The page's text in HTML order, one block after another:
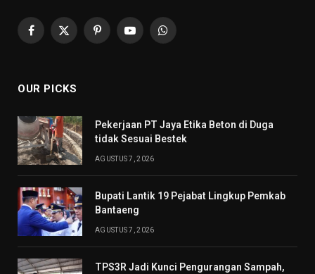
Facebook
X
PinterestYouTubeWhatsApp
OUR PICKS
Pekerjaan PT Jaya Etika Beton di Duga
tidak Sesuai Bestek
AGUSTUS 7, 2026
Bupati Lantik 19 Pejabat Lingkup Pemkab
Bantaeng
AGUSTUS 7, 2026
TPS3R Jadi Kunci Pengurangan Sampah,